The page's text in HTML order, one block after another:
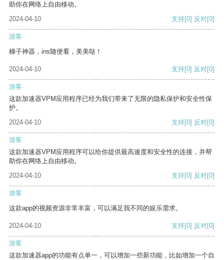
助你在网络上自由移动。
2024-04-10
支持[0] 反对[0]
游客
梯子神器，ins随便看，美美哒！
2024-04-10 支持[0] 反对[0]
游客
这款加速器VPM应用程序已经为我们带来了无限的隐私保护和安全性保
护。
2024-04-10
支持[0] 反对[0]
游客
这款加速器VPM应用程序可以给你提供最高速度和安全性的连接，并帮
助你在网络上自由移动。
2024-04-10
支持[0] 反对[0]
游客
这款app的视频资源非常丰富，可以满足我不同的娱乐需求。
2024-04-10 支持[0] 反对[0]
游客
这款加速器app的功能有点单一，可以增加一些新功能，比如增加一个自